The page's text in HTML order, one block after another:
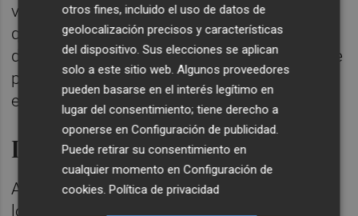
virulentas las salidas del mar". "Hace falta
que las playas recuperen su función de
defensa, dotándolas de la anchura suficiente
para que puedan disipar de forma efectiva la
energía del oleaje".
Incluir las obras en los PGE
Ante esto, Aparisi, reclama que se aceleren
los trámites y la concreción de unos plazos
otros fines, incluido el uso de datos de
geolocalización precisos y características
del dispositivo. Sus elecciones se aplican
solo a este sitio web. Algunos proveedores
pueden basarse en el interés legítimo en
lugar del consentimiento; tiene derecho a
oponerse enConfiguración de publicidad
Puede retirar su consentimiento en
cualquier momento enConfiguración de
cookies .Política de privacidad